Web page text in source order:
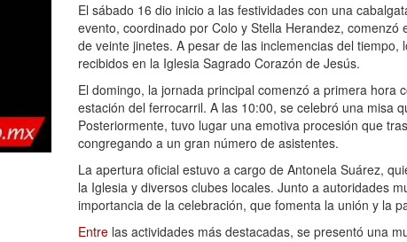
El sábado 16 dio inicio a las festividades con una
evento, coordinado por Colo y Stella Herandez,
de veinte jinetes. A pesar de las inclemencias del
recibidos en la Iglesia Sagrado Corazón de Jesús.
El domingo, la jornada principal comenzó a primera hora
estación del ferrocarril. A las 10:00, se celebró una misa
Posteriormente, tuvo lugar una emotiva procesión que
congregando a un gran número de asistentes.
La apertura oficial estuvo a cargo de Antonela Suárez,
la Iglesia y diversos clubes locales. Junto a autoridades
importancia de la celebración, que fomenta la unión y la
Entre las actividades más destacadas, se presentó una